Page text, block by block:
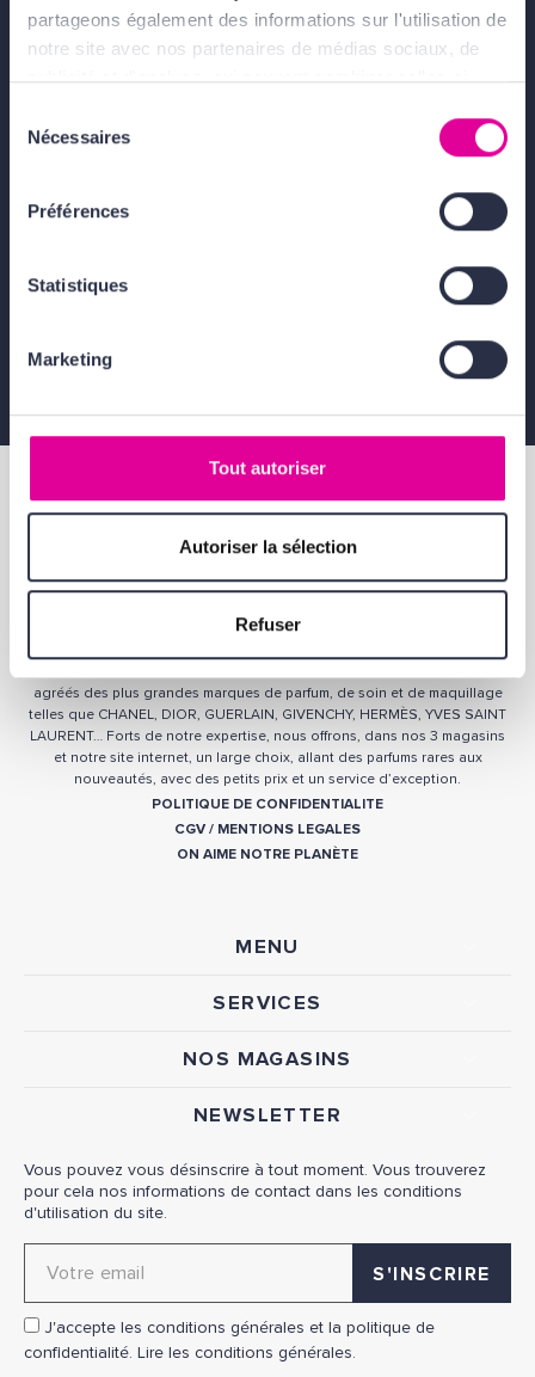
partageons également des informations sur l'utilisation de
notre site avec nos partenaires de médias sociaux, de
publicité et d'analyse, qui peuvent combiner celles-ci
ou qu'ils ont collectées lors de votre utilisation de leurs
services. Tout ça, pour vous offrir une expérience au top
l'ensemble des cookies de notre site ainsi que ceux de
nosConditions Générales d'Utilisation
Nécessaires
Préférences
Statistiques
Marketing
Tout autoriser
Autoriser la sélection
Refuser
Échantillons offerts
agréés des plus grandes marques de parfum, de soin et de maquillage
telles que CHANEL, DIOR, GUERLAIN, GIVENCHY, HERMÈS, YVES SAINT
LAURENT… Forts de notre expertise, nous offrons, dans nos 3 magasins
et notre site internet, un large choix, allant des parfums rares aux
nouveautés, avec des petits prix et un service d’exception.
POLITIQUE DE CONFIDENTIALITE
CGV / MENTIONS LEGALES
ON AIME NOTRE PLANÈTE
MENU
SERVICES
NOS MAGASINS
NEWSLETTER
Vous pouvez vous désinscrire à tout moment. Vous trouverez
pour cela nos informations de contact dans les conditions
d'utilisation du site.
J'accepte les conditions générales et la politique de
confidentialité. Lire les conditions générales.